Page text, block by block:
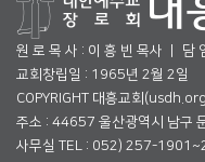
원 로 목 사 : 이 흥 빈 목사 ㅣ 담
교회창립일 : 1965년 2월 2일
COPYRIGHT 대흥교회
주소 : 44657 울산광역시 남구
사무실 TEL : 052) 257-